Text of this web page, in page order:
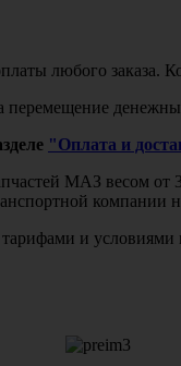
любого заказа.
"Оплата и
МАЗ
компании
тарифами и